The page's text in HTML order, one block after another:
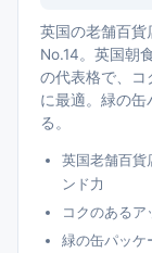
英国の老舗百貨
No.14。英国朝
の代表格で、コ
に最適。緑の
る。
英国老舗百貨
ンド力
コクのある
緑の缶パッケ